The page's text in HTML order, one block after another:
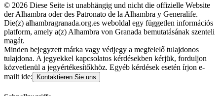
© 2026 Diese Seite ist unabhängig und nicht die offizielle Website
der Alhambra oder des Patronato de la Alhambra y Generalife.
Die(z) alhambragranada.org.es weboldal egy független információs
platform, amely a(z) Alhambra von Granada bemutatásának szenteli
magát.
Minden bejegyzett márka vagy védjegy a megfelelő tulajdonos
tulajdona. A jegyekkel kapcsolatos kérdésekben kérjük, forduljon
közvetlenül a jegyértékesítőkhöz. Egyéb kérdések esetén írjon e-
mailt ide:
Kontaktieren Sie uns